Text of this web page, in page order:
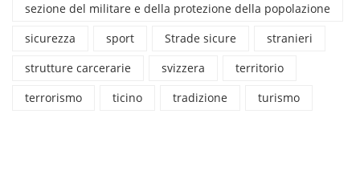
sezione del militare e della protezione della popolazione
sicurezza
sport Strade sicure
stranieri
strutture carcerarie
svizzera
territorio
terrorismo
ticino tradizione turismo